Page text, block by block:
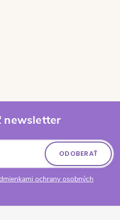
newsletter
ochrany osobných
ODOBERAŤ